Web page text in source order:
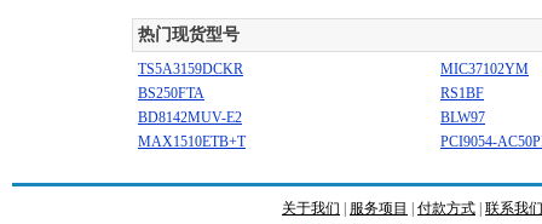
热门现货型号
TS5A3159DCKR
MIC37102YM
BS250FTA
RS1BF
BD8142MUV-E2
BLW97
MAX1510ETB+T
PCI9054-
关于我们 服务项目 付款方式 联系我们